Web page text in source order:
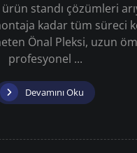
standı çözümleri
kadar tüm süreci
Önal Pleksi, uzun
profesyonel ...
Devamını Oku